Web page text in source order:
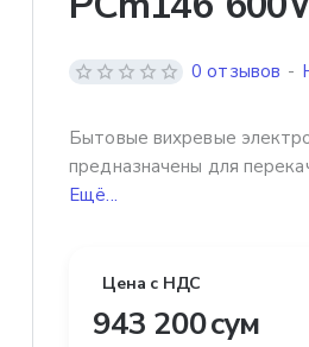
Бытовые вихревые
предназначены для
Ещё...
0 отзывов -
Цена с НДС
943 200 сум